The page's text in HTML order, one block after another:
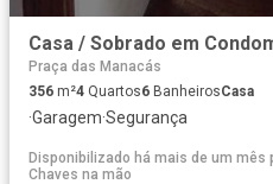
Praça das Manacás
356 m²4 Quartos6 BanheirosCasa
·Garagem·Segurança
Disponibilizado há mais de um mês
Chaves na mão